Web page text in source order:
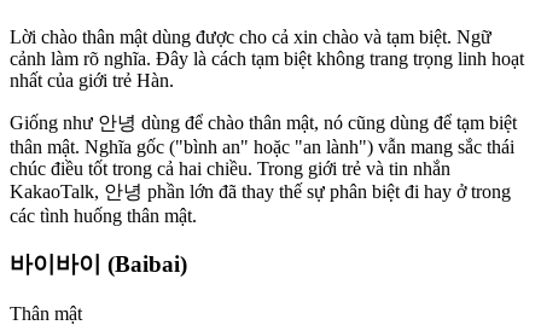
Lời chào thân mật dùng được cho cả xin chào và tạm biệt. Ngữ
cảnh làm rõ nghĩa. Đây là cách tạm biệt không trang trọng linh hoạt
nhất của giới trẻ Hàn.
Giống như 안녕 dùng để chào thân mật, nó cũng dùng để tạm biệt
thân mật. Nghĩa gốc ("bình an" hoặc "an lành") vẫn mang sắc thái
chúc điều tốt trong cả hai chiều. Trong giới trẻ và tin nhắn
KakaoTalk, 안녕 phần lớn đã thay thế sự phân biệt đi hay ở trong
các tình huống thân mật.
바이바이 (Baibai)
Thân mật